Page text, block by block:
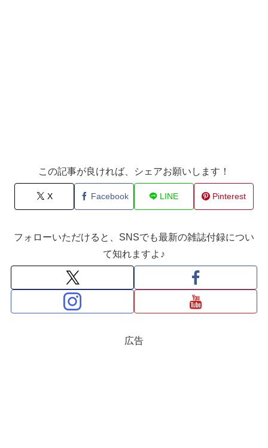
この記事が良ければ、シェアお願いします！
X Facebook LINE Pinterest
フォローいただけると、SNSでも最新の雑誌付録につい
て知れますよ♪
広告